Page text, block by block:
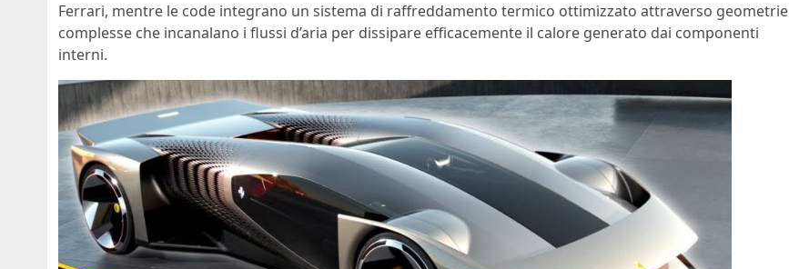
Ferrari, mentre le code integrano un sistema di raffreddamento termico ottimizzato attraverso geometrie
complesse che incanalano i flussi d’aria per dissipare efficacemente il calore generato dai componenti
interni.